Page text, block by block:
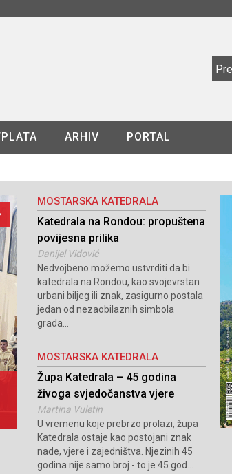
ARHIV PORTAL
Zbornik radova
biskupija predstavljen u
MOSTARSKA KATEDRALA
Katedrala na Rondou: propuštena
povijesna prilika
Danijel Vidović
Nedvojbeno možemo ustvrditi da bi
katedrala na Rondou, kao svojevrstan
urbani biljeg ili znak, zasigurno postala
jedan od nezaobilaznih simbola
grada...
MOSTARSKA KATEDRALA
Župa Katedrala – 45 godina
živoga svjedočanstva vjere
Martina Vuletin
U vremenu koje prebrzo prolazi, župa
Katedrala ostaje kao postojani znak
nade, vjere i zajedništva. Njezinih 45
godina nije samo broj - to je 45 god...